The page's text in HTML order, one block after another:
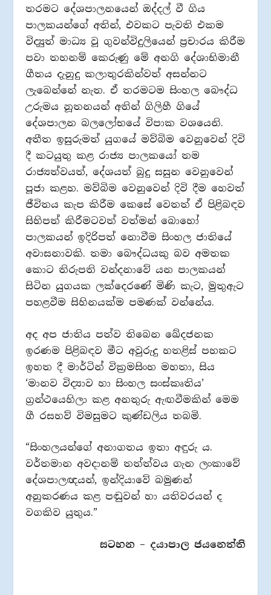
තරමට දේශපාලනයෙන් ඔද්දල් වී ගිය
පාලකයන්ගේ අතින්, එවකට පැවති එකම
විද්‍යුත් මාධ්‍ය වූ ගුවන්විදුලියෙන් ප්‍රචාරය කිරීම
පවා තහනම් කෙරුණු මේ අනගි දේශාභිමානී
ගීතය දැනුදු කලාතුරකින්වත් අසන්නට
ලැබෙන්නේ නැත. ඒ තරමටම සිංහල බෞද්ධ
උරුමය නූතනයන් අතින් ගිලිහී ගියේ
දේශපාලන බලලෝභයේ විපාක වශයෙනි.
අතීත ඉසුරුමත් යුගයේ මව්බිම වෙනුවෙන් දිවි
දී කටයුතු කළ රාජ්‍ය පාලකයෝ තම
රාජ්‍යත්වයත්, දේශයත් බුදු සසුන වෙනුවෙන්
පූජා කළහ. මව්බිම වෙනුවෙන් දිවි දීම හෙවත්
ජීවිතය කැප කිරීම කෙසේ වෙතත් ඒ පිළිබඳව
සිහිපත් කිරීමටවත් වත්මන් බොහෝ
පාලකයන් ඉදිරිපත් නොවීම සිංහල ජාතියේ
අවාසනාවකි. තමා බෞද්ධයකු බව අමතක
කොට තිරුපති වන්දනාවේ යන පාලකයන්
සිටින යුගයක ලක්දෙරණේ මිණි කැට, මුතුඇට
පහළවීම සිහිනයක්ම පමණක් වන්නේය.
අද අප ජාතිය පත්ව තිබෙන ඛේදජනක
ඉරණම පිළිබඳව මීට අවුරුදු හතළිස් පහකට
ඉහත දී මාර්ටින් වික්‍රමසිංහ මහතා, සිය
‘මානව විද්‍යාව හා සිංහල සංස්කෘතිය’
ග්‍රන්ථයෙහිලා කළ අනතුරු ඇඟවීමකින් මෙම
ගී රසහව් විමසුමට කුණ්ඩලිය තබමි.
“සිංහලයන්ගේ අනාගතය ඉතා අඳුරු ය.
වර්තමාන අවදානම් තත්ත්වය ගැන ලංකාවේ
දේශපාලඥයන්, ඉන්දියාවේ බමුණන්
අනුකරණය කළ පඬුවන් හා යතිවරයන් ද
වගකිව යුතුය.”
සටහන – දයාපාල ජයනෙත්ති